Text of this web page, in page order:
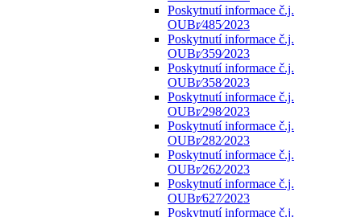
Poskytnutí informace č.j.
OUBr⁄485⁄2023
Poskytnutí informace č.j.
OUBr⁄359⁄2023
Poskytnutí informace č.j.
OUBr⁄358⁄2023
Poskytnutí informace č.j.
OUBr⁄298⁄2023
Poskytnutí informace č.j.
OUBr⁄282⁄2023
Poskytnutí informace č.j.
OUBr⁄262⁄2023
Poskytnutí informace č.j.
OUBr⁄627⁄2023
Poskytnutí informace č.j.